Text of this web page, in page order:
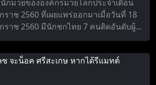
กมวยขององค์กรมวยโลกประจำเดือน
าช 2560 ที่เผยแพร่ออกมาเมื่อวันที่ 18
าช 2560 มีนักชกไทย 7 คนติดอันดับผู้...